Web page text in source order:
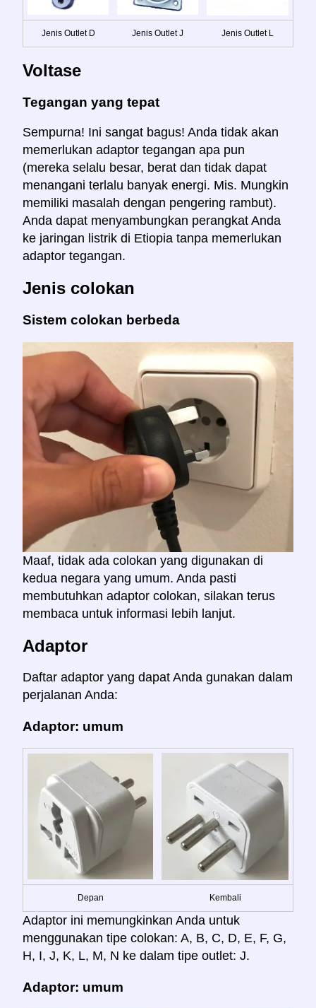
Jenis Outlet D Jenis Outlet J Jenis Outlet L
Voltase
Tegangan yang tepat
Sempurna! Ini sangat bagus! Anda tidak akan
memerlukan adaptor tegangan apa pun
(mereka selalu besar, berat dan tidak dapat
menangani terlalu banyak energi. Mis. Mungkin
memiliki masalah dengan pengering rambut).
Anda dapat menyambungkan perangkat Anda
ke jaringan listrik di Etiopia tanpa memerlukan
adaptor tegangan.
Jenis colokan
Sistem colokan berbeda
Maaf, tidak ada colokan yang digunakan di
kedua negara yang umum. Anda pasti
membutuhkan adaptor colokan, silakan terus
membaca untuk informasi lebih lanjut.
Adaptor
Daftar adaptor yang dapat Anda gunakan dalam
perjalanan Anda:
Adaptor: umum
Depan Kembali
Adaptor ini memungkinkan Anda untuk
menggunakan tipe colokan: A, B, C, D, E, F, G,
H, I, J, K, L, M, N ke dalam tipe outlet: J.
Adaptor: umum